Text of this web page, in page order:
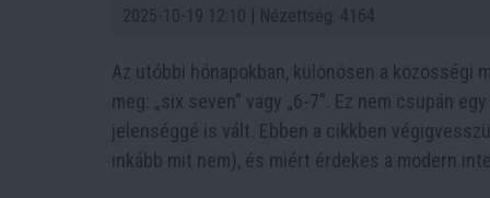
2025-10-19 12:10 | Nézettség: 4164
Az utóbbi hónapokban, különösen a közösségi
meg: „six seven” vagy „6-7”. Ez nem csupán
jelenséggé is vált. Ebben a cikkben
inkább mit nem), és miért érdekes a modern